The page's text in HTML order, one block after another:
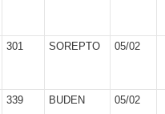
301
SOREPTO 05/02
339
BUDEN 05/02